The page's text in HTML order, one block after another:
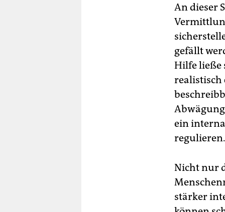
An dieser
gefällt
Hilfe ließe
realistisch
ein
Nicht nur
stärker